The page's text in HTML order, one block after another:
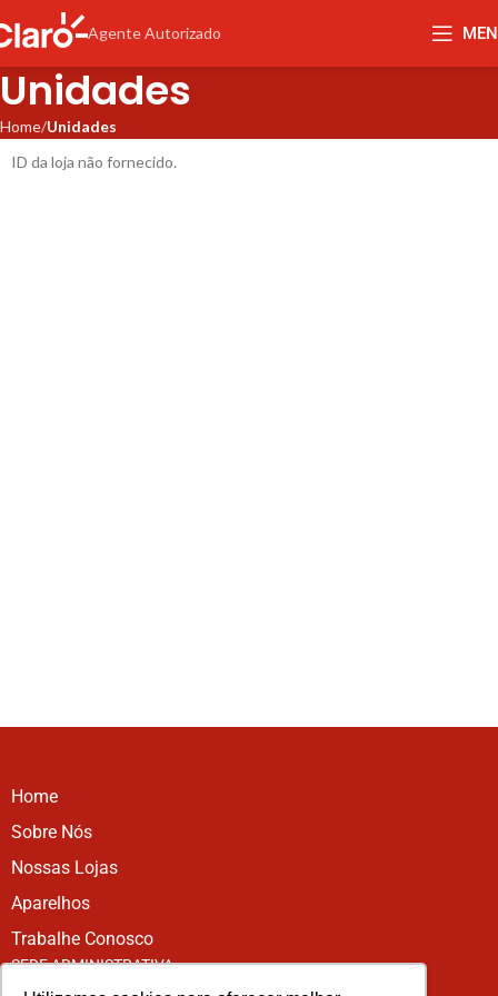
Agente Autorizado
Unidades
Home Unidades
ID da loja não fornecido.
Home
Sobre Nós
Nossas Lojas
Aparelhos
Trabalhe Conosco
SEDE ADMINISTRATIVA